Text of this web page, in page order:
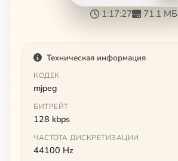
1:17:27 71.1 МБ
Техническая информация
КОДЕК
mjpeg
БИТРЕЙТ
128 kbps
ЧАСТОТА ДИСКРЕТИЗАЦИИ
44100 Hz